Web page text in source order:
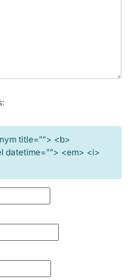
title=""> <b>
datetime=""> <em> <i>